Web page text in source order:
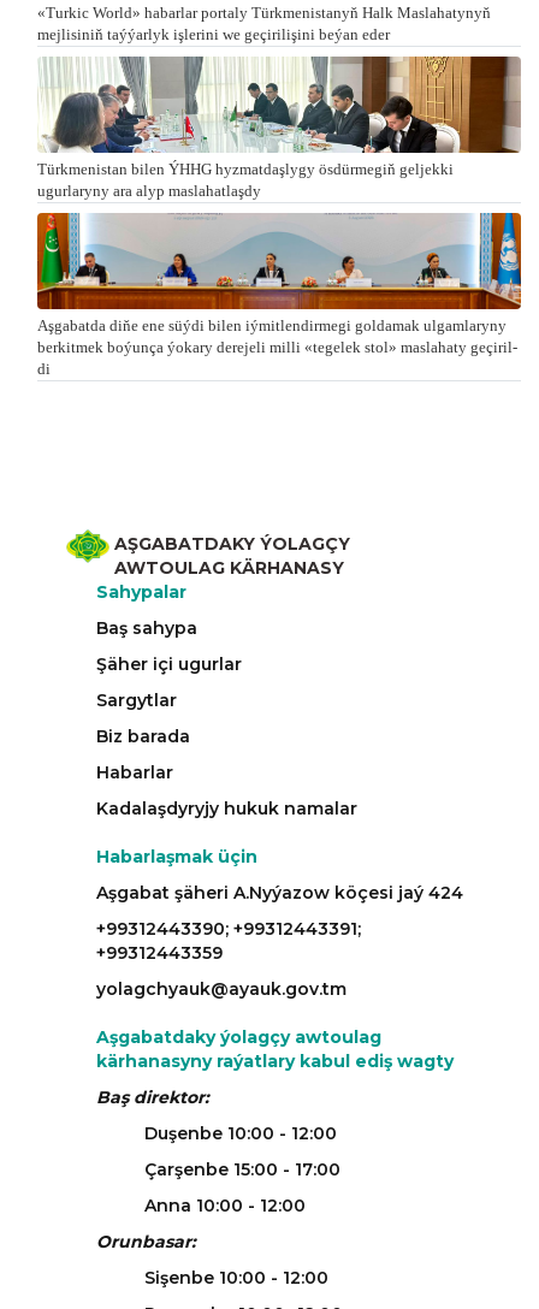
«Turkic World» habarlar portaly Türkmenistanyň Halk Maslahatynyň
mejlisiniň taýýarlyk işlerini we geçirilişini beýan eder
Türkmenistan bilen ÝHHG hyzmatdaşlygy ösdürmegiň geljekki
ugurlaryny ara alyp maslahatlaşdy
Aşgabatda di­ňe ene süý­di bi­len iý­mit­len­dir­me­gi gol­da­mak ul­gam­la­ry­ny
ber­kit­mek bo­ýun­ça ýo­ka­ry de­re­je­li milli «te­ge­lek stol» mas­la­ha­ty ge­çi­ril­
di
AŞGABATDAKY ÝOLAGÇY
AWTOULAG KÄRHANASY
Sahypalar
Baş sahypa
Şäher içi ugurlar
Sargytlar
Biz barada
Habarlar
Kadalaşdyryjy hukuk namalar
Habarlaşmak üçin
Aşgabat şäheri A.Nyýazow köçesi jaý 424
+99312443390; +99312443391;
+99312443359
yolagchyauk@ayauk.gov.tm
Aşgabatdaky ýolagçy awtoulag
kärhanasyny raýatlary kabul ediş wagty
Baş direktor:
Duşenbe 10:00 - 12:00
Çarşenbe 15:00 - 17:00
Anna 10:00 - 12:00
Orunbasar:
Sişenbe 10:00 - 12:00